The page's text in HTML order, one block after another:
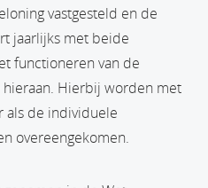
vastgesteld en de
jaarlijks met beide
functioneren van de
Hierbij worden met
als de individuele
overeengekomen.